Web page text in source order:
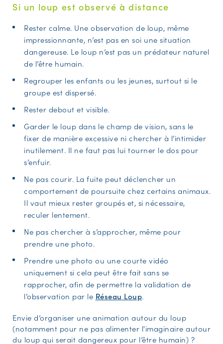
Si un loup est observé à distance
Rester calme. Une observation de loup, même
impressionnante, n’est pas en soi une situation
dangereuse. Le loup n’est pas un prédateur naturel
de l’être humain.
Regrouper les enfants ou les jeunes, surtout si le
groupe est dispersé.
Rester debout et visible.
Garder le loup dans le champ de vision, sans le
fixer de manière excessive ni chercher à l’intimider
inutilement. Il ne faut pas lui tourner le dos pour
s’enfuir.
Ne pas courir. La fuite peut déclencher un
comportement de poursuite chez certains animaux.
Il vaut mieux rester groupés et, si nécessaire,
reculer lentement.
Ne pas chercher à s’approcher, même pour
prendre une photo.
Prendre une photo ou une courte vidéo
uniquement si cela peut être fait sans se
rapprocher, afin de permettre la validation de
l’observation par le Réseau Loup.
Envie d’organiser une animation autour du loup
(notamment pour ne pas alimenter l'imaginaire autour
du loup qui serait dangereux pour l’être humain) ?